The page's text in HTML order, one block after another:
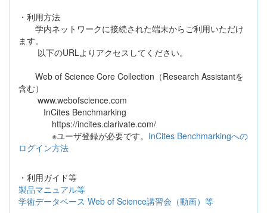
・利用方法
学内ネットワークに接続された端末からご利用いただけ
ます。
以下のURLよりアクセスしてください。
Web of Science Core Collection（Research Assistantを
含む）
www.webofscience.com
InCites Benchmarking
https://incites.clarivate.com/
※ユーザ登録が必要です。 InCites Benchmarkingへの
ログイン方法
・利用ガイド等
製品マニュアル等
学術データベース Web of Science講習会（動画）等